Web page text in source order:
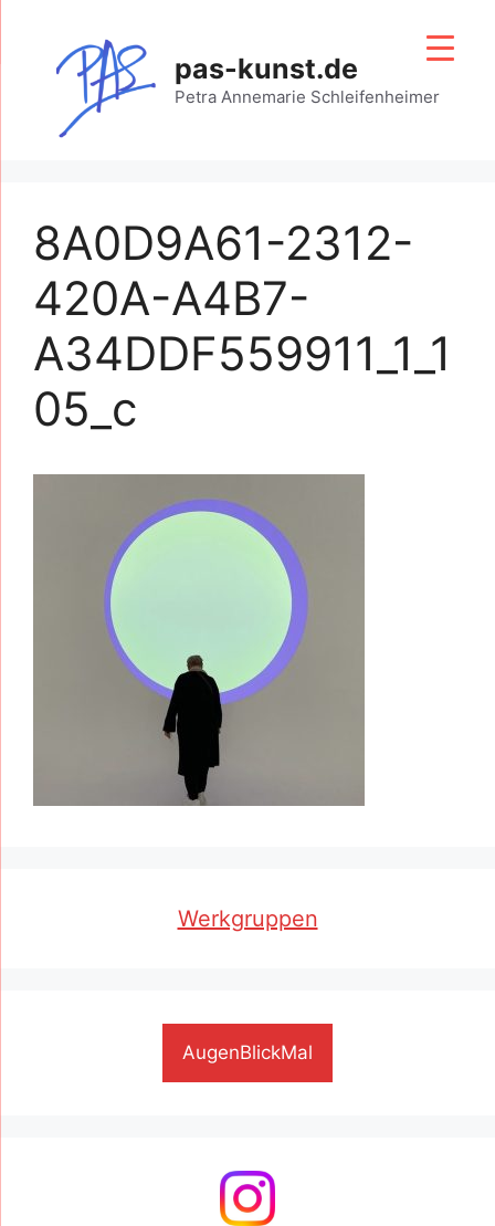
springen
pas-kunst.de
Petra Annemarie Schleifenheimer
8A0D9A61-2312-
420A-A4B7-
A34DDF559911_1_1
05_c
Werkgruppen
AugenBlickMal